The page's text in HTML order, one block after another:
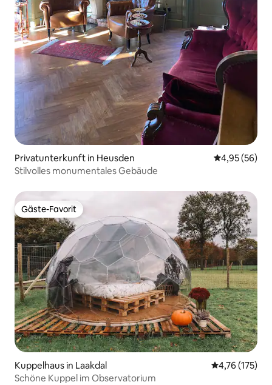
Privatunterkunft in Heusden
4,95 (56)
Stilvolles monumentales Gebäude
Gäste-Favorit
Gäste-Favorit
Kuppelhaus in Laakdal
4,76 (175)
Schöne Kuppel im Observatorium